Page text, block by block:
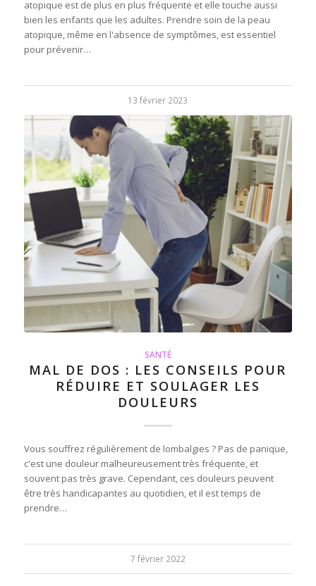
atopique est de plus en plus fréquente et elle touche aussi
bien les enfants que les adultes. Prendre soin de la peau
atopique, même en l'absence de symptômes, est essentiel
pour prévenir…
13 février 2023
SANTÉ
MAL DE DOS : LES CONSEILS POUR
RÉDUIRE ET SOULAGER LES
DOULEURS
Vous souffrez régulièrement de lombalgies ? Pas de panique,
c'est une douleur malheureusement très fréquente, et
souvent pas très grave. Cependant, ces douleurs peuvent
être très handicapantes au quotidien, et il est temps de
prendre…
7 février 2022